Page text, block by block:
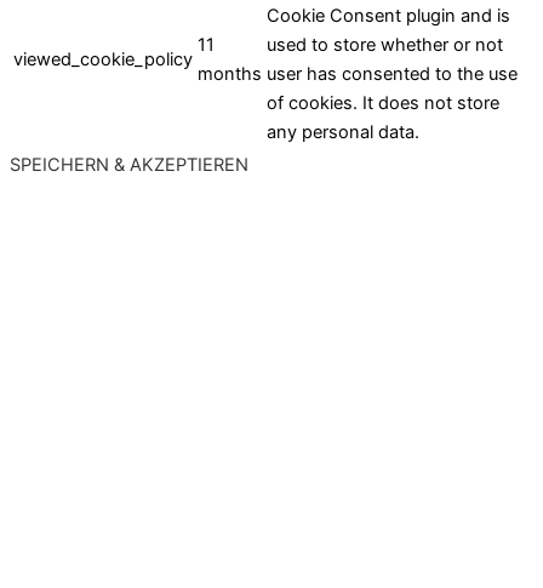
viewed_cookie_policy
11
months
Cookie Consent plugin and is
used to store whether or not
user has consented to the use
of cookies. It does not store
any personal data.
SPEICHERN & AKZEPTIEREN